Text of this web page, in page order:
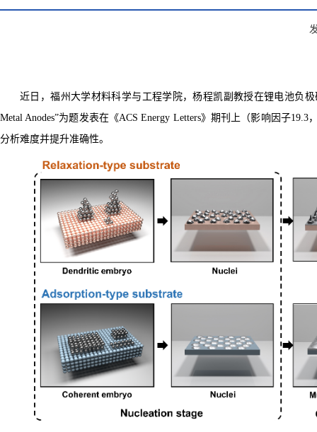
近日，福州大学材料科学与工程学院，杨程凯副教授在锂电池负
Metal Anodes”为题发表在《ACS Energy Letters》期刊上（影响因子19.3
分析难度并提升准确性。